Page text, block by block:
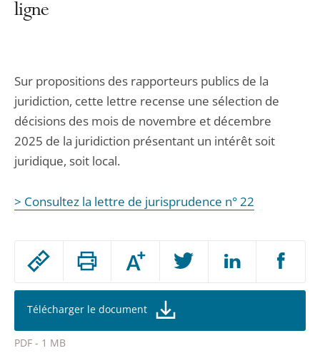
Passer
partage
de
l'article
pour
Augmenter
ou
la
de
police
Télécharger le document
PDF - 1 MB
ligne
Sur propositions des rapporteurs publics de la
juridiction, cette lettre recense une sélection de
décisions des mois de novembre et décembre
2025 de la juridiction présentant un intérêt soit
juridique, soit local.
> Consultez la lettre de jurisprudence n° 22